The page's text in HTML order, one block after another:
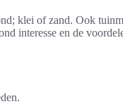
klei of zand. Ook
interesse en de